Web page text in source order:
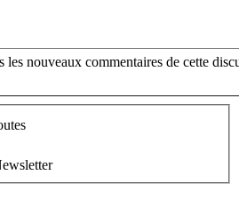
les nouveaux commentaires de cette